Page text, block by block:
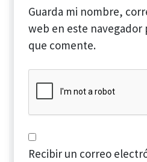
Guarda mi nombre,
web en este navegador
que comente.
Recibir un correo